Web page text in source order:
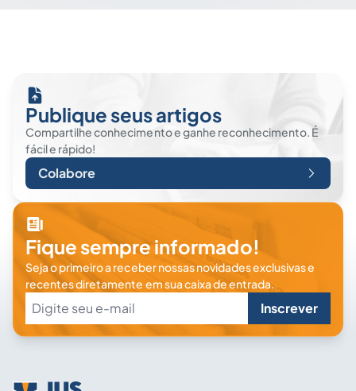
Publique seus artigos
Compartilhe conhecimento e ganhe reconhecimento. É
fácil e rápido!
Colabore
Fique sempre informado!
Seja o primeiro a receber nossas novidades exclusivas e
recentes diretamente em sua caixa de entrada.
Inscrever